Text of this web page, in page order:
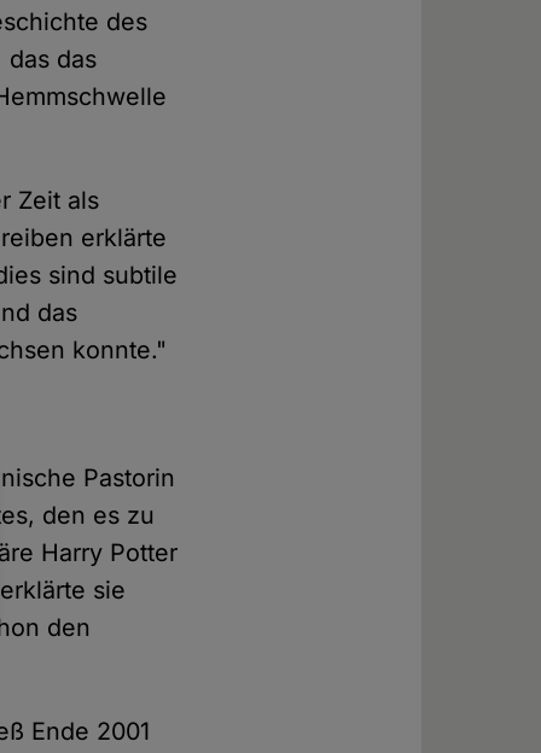
des
das das
Zeit als
erklärte
sind subtile
das
konnte."
Pastorin
den es zu
Harry Potter
sie
den
Ende 2001